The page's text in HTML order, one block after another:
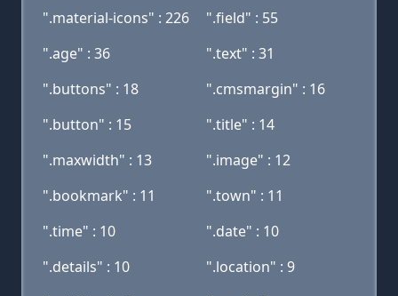
".material-icons" : 226
".field" : 55
".age" : 36
".text" : 31
".buttons" : 18
".cmsmargin" : 16
".button" : 15
".title" : 14
".maxwidth" : 13
".image" : 12
".bookmark" : 11
".town" : 11
".time" : 10
".date" : 10
".details" : 10
".location" : 9